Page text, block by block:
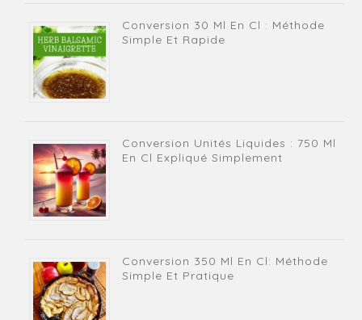
Conversion 30 Ml En Cl : Méthode
Simple Et Rapide
Conversion Unités Liquides : 750 Ml
En Cl Expliqué Simplement
Conversion 350 Ml En Cl: Méthode
Simple Et Pratique